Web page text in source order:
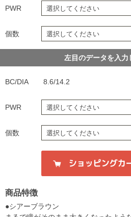
PWR
個数
左目のデータを入力
BC/DIA 8.6/14.2
PWR
個数
商品特徴
●シアーブラウン